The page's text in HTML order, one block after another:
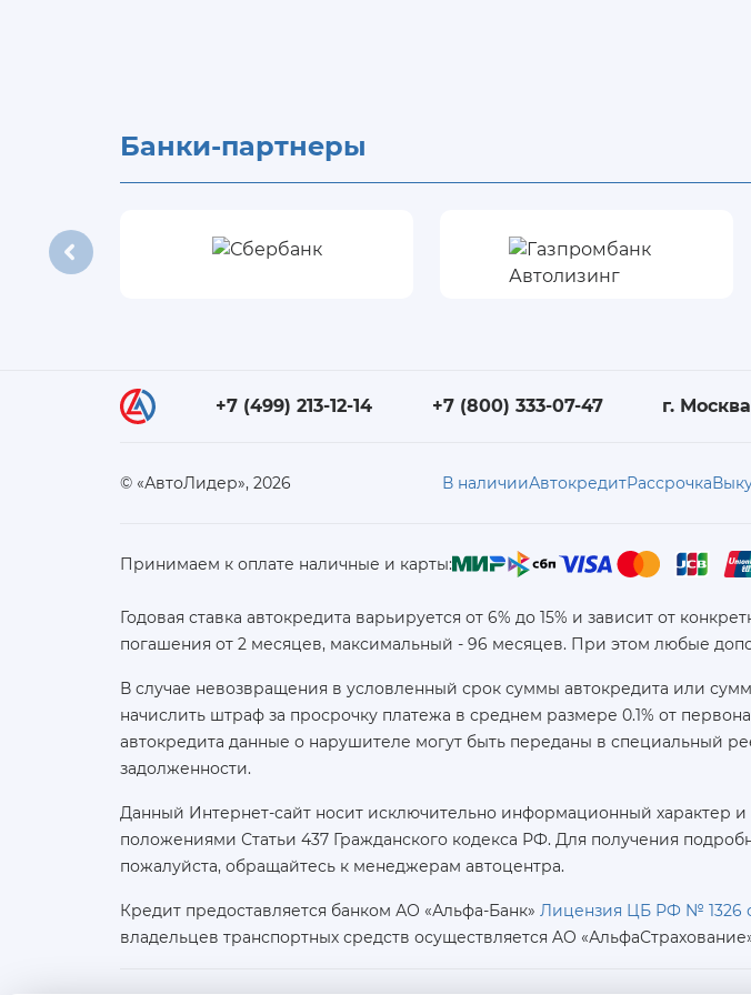
Банки-партнеры
+7 (499) 213-12-14 +7 (800) 333-07-47 г.
© «АвтоЛидер», 2026 В наличииАвтокредитРассрочка
Принимаем к оплате наличные и карты:
Годовая ставка автокредита варьируется от 6% до 15% и зависит от
погашения от 2 месяцев, максимальный - 96 месяцев. При этом любые
В случае невозвращения в условленный срок суммы автокредита или
начислить штраф за просрочку платежа в среднем размере 0.1% от
автокредита данные о нарушителе могут быть переданы в специальный
задолженности.
Данный Интернет-сайт носит исключительно информационный характер
положениями Статьи 437 Гражданского кодекса РФ. Для получения
пожалуйста, обращайтесь к менеджерам автоцентра.
Кредит предоставляется банком АО «Альфа-Банк» Лицензия ЦБ РФ № 1326
владельцев транспортных средств осуществляется AO